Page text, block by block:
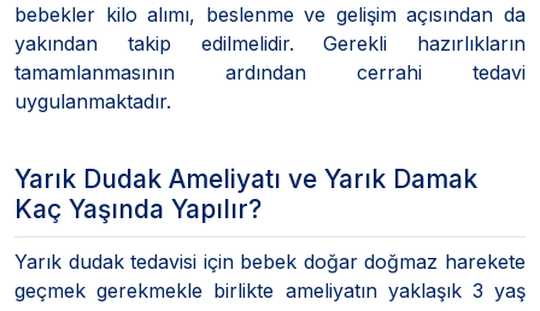
bebekler kilo alımı, beslenme ve gelişim açısından da
yakından takip edilmelidir. Gerekli hazırlıkların
tamamlanmasının ardından cerrahi tedavi
uygulanmaktadır.
Yarık Dudak Ameliyatı ve Yarık Damak
Kaç Yaşında Yapılır?
Yarık dudak tedavisi için bebek doğar doğmaz harekete
geçmek gerekmekle birlikte ameliyatın yaklaşık 3 yaş